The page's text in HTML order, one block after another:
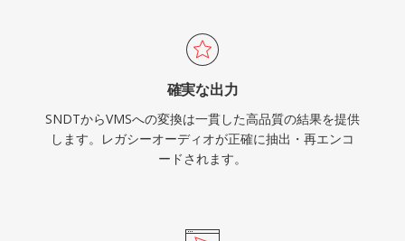
確実な出力
SNDTからVMSへの変換は一貫した高品質の結果を提供
します。レガシーオーディオが正確に抽出・再エンコ
ードされます。